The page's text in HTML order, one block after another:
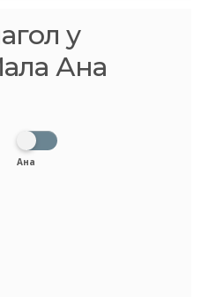
у
Ана
Ана